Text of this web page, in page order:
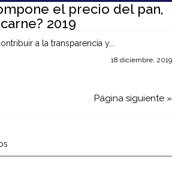
el precio del pan,
2019
a la transparencia y...
18 diciembre, 2019
Página siguiente »